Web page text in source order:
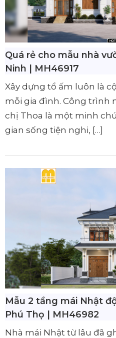
Quá rẻ cho mẫu nhà
Ninh | MH46917
Xây dựng tổ ấm luôn là
mỗi gia đình. Công trình
chị Thoa là một minh
gian sống tiện nghi, […]
Mẫu 2 tầng mái Nhật
Phú Thọ | MH46982
Nhà mái Nhật từ lâu đã